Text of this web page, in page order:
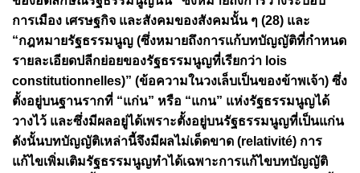
การเมือง เศรษฐกิจ และสังคมของสังคมนั้น ๆ (28) และ
“กฎหมายรัฐธรรมนูญ (ซึ่งหมายถึงการแก้บทบัญญัติที่กำหนด
รายละเอียดปลีกย่อยของรัฐธรรมนูญที่เรียกว่า lois
constitutionnelles)” (ข้อความในวงเล็บเป็นของข้าพเจ้า) ซึ่ง
ตั้งอยู่บนฐานรากที่ “แก่น” หรือ “แกน” แห่งรัฐธรรมนูญได้
วางไว้ และซึ่งมีผลอยู่ได้เพราะตั้งอยู่บนรัฐธรรมนูญที่เป็นแก่น
ดังนั้นบทบัญญัติเหล่านี้จึงมีผลไม่เด็ดขาด (relativité) การ
แก้ไขเพิ่มเติมรัฐธรรมนูญทำได้เฉพาะการแก้ไขบทบัญญัติ